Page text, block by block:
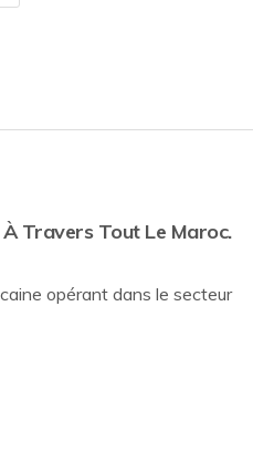
Travers Tout Le Maroc.
opérant dans le secteur